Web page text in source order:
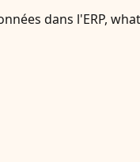
dans l'ERP,